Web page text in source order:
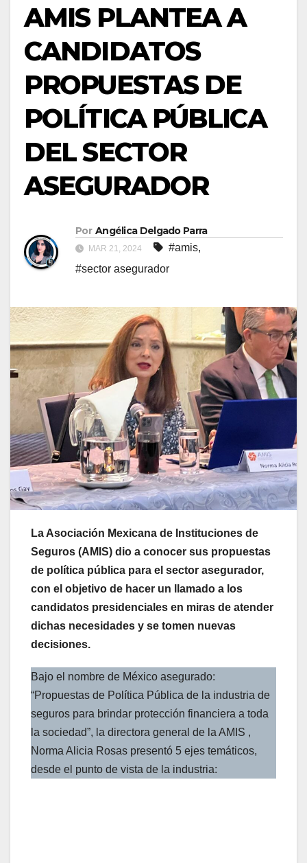
AMIS PLANTEA A
CANDIDATOS
PROPUESTAS DE
POLÍTICA PÚBLICA
DEL SECTOR
ASEGURADOR
Por Angélica Delgado Parra
MAR 21, 2024 #amis,
#sector asegurador
La Asociación Mexicana de Instituciones de
Seguros (AMIS) dio a conocer sus propuestas
de política pública para el sector asegurador,
con el objetivo de hacer un llamado a los
candidatos presidenciales en miras de atender
dichas necesidades y se tomen nuevas
decisiones.
Bajo el nombre de México asegurado:
“Propuestas de Política Pública de la industria de
seguros para brindar protección financiera a toda
la sociedad”, la directora general de la AMIS ,
Norma Alicia Rosas presentó 5 ejes temáticos,
desde el punto de vista de la industria: